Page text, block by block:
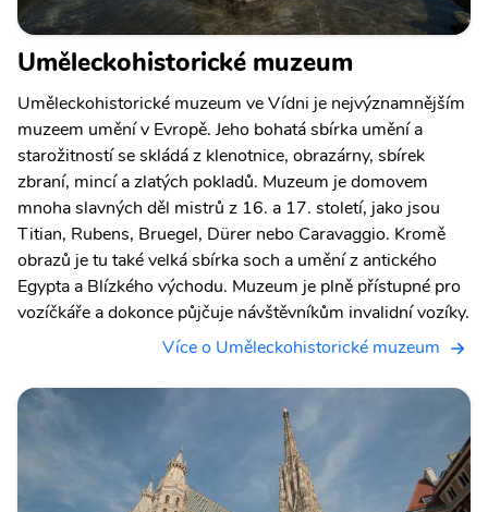
Uměleckohistorické muzeum
Uměleckohistorické muzeum ve Vídni je nejvýznamnějším
muzeem umění v Evropě. Jeho bohatá sbírka umění a
starožitností se skládá z klenotnice, obrazárny, sbírek
zbraní, mincí a zlatých pokladů. Muzeum je domovem
mnoha slavných děl mistrů z 16. a 17. století, jako jsou
Titian, Rubens, Bruegel, Dürer nebo Caravaggio. Kromě
obrazů je tu také velká sbírka soch a umění z antického
Egypta a Blízkého východu. Muzeum je plně přístupné pro
vozíčkáře a dokonce půjčuje návštěvníkům invalidní vozíky.
Více o Uměleckohistorické muzeum